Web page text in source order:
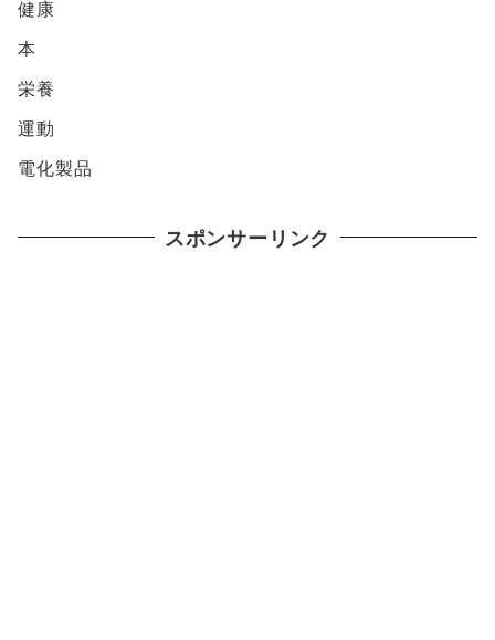
健康
本
栄養
運動
電化製品
スポンサーリンク